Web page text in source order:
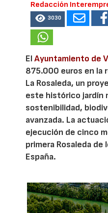
Redacción
3030
ElAyuntamiento de
875.000 euros en la
La Rosaleda, un
este histórico jardín
sostenibilidad,
avanzada. La
ejecución de cinco
primera Rosaleda
España.